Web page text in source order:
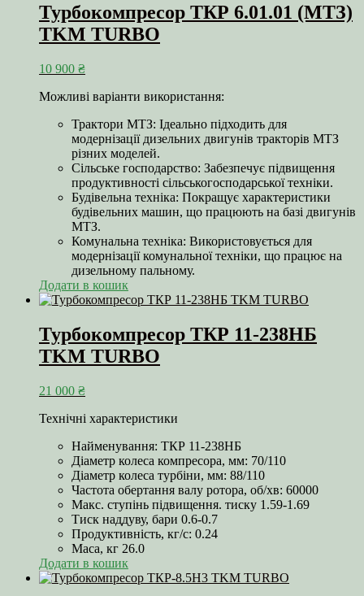
Турбокомпресор ТКР 6.01.01 (МТЗ)
TKM TURBO
10 900 ₴
Можливі варіанти використання:
Трактори МТЗ: Ідеально підходить для
модернізації дизельних двигунів тракторів МТЗ
різних моделей.
Сільське господарство: Забезпечує підвищення
продуктивності сільськогосподарської техніки.
Будівельна техніка: Покращує характеристики
будівельних машин, що працюють на базі двигунів
МТЗ.
Комунальна техніка: Використовується для
модернізації комунальної техніки, що працює на
дизельному пальному.
Додати в кошик
Турбокомпресор ТКР 11-238НБ
TKM TURBO
21 000 ₴
Технічні характеристики
Найменування: ТКР 11-238НБ
Діаметр колеса компресора, мм: 70/110
Діаметр колеса турбіни, мм: 88/110
Частота обертання валу ротора, об/хв: 60000
Макс. ступінь підвищення. тиску 1.59-1.69
Тиск наддуву, бари 0.6-0.7
Продуктивність, кг/с: 0.24
Маса, кг 26.0
Додати в кошик